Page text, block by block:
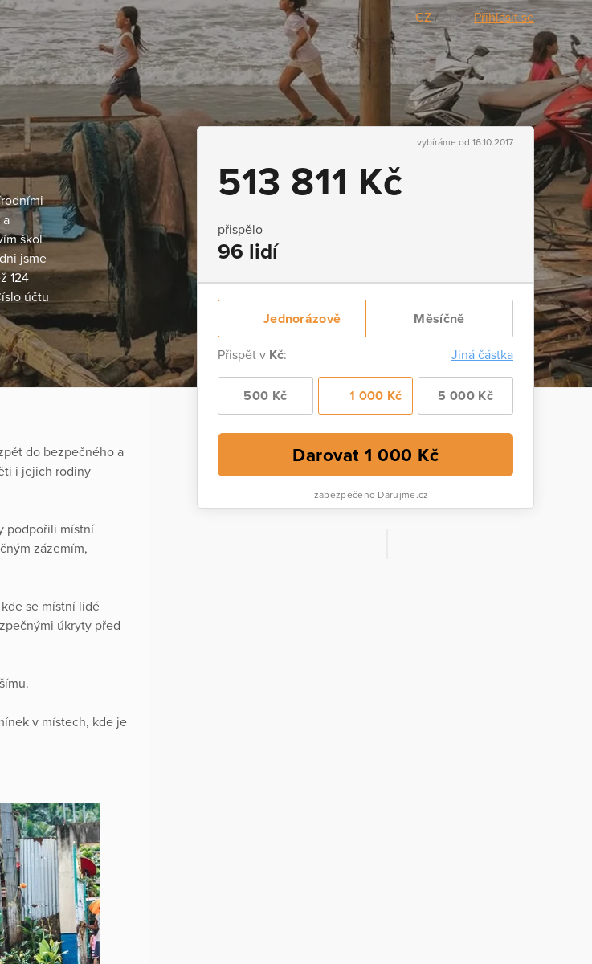
CZ/EN Přihlásit se
a
škol
jsme
124
účtu
vybíráme od 16.10.2017
513 811 Kč
přispělo
96 lidí
Jednorázově Měsíčně
Přispět v Kč: Jiná částka
500 Kč 1 000 Kč 5 000 Kč
Darovat 1 000 Kč
zabezpečeno Darujme.cz
do bezpečného a
i jejich rodiny
podpořili místní
zázemím,
se místní lidé
úkryty před
v místech, kde je